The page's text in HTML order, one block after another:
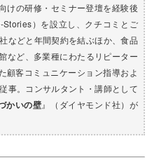
けの研修・セミナー登壇を経験後
）を設立し、クチコミとご
などと年間契約を結ぶほか、食品
など、多業種にわたるリピーター
顧客コミュニケーション指導およ
事。コンサルタント・講師として
かいの壁』（ダイヤモンド社）が